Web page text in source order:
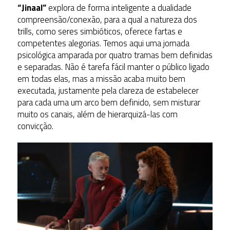
“Jinaal”explora de forma inteligente a dualidade
compreensão/conexão, para a qual a natureza dos
trills, como seres simbióticos, oferece fartas e
competentes alegorias. Temos aqui uma jornada
psicológica amparada por quatro tramas bem definidas
e separadas. Não é tarefa fácil manter o público ligado
em todas elas, mas a missão acaba muito bem
executada, justamente pela clareza de estabelecer
para cada uma um arco bem definido, sem misturar
muito os canais, além de hierarquizá-las com
convicção.